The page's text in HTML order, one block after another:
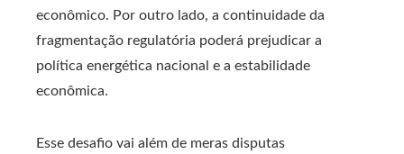
econômico. Por outro lado, a continuidade da
fragmentação regulatória poderá prejudicar a
política energética nacional e a estabilidade
econômica.
Esse desafio vai além de meras disputas